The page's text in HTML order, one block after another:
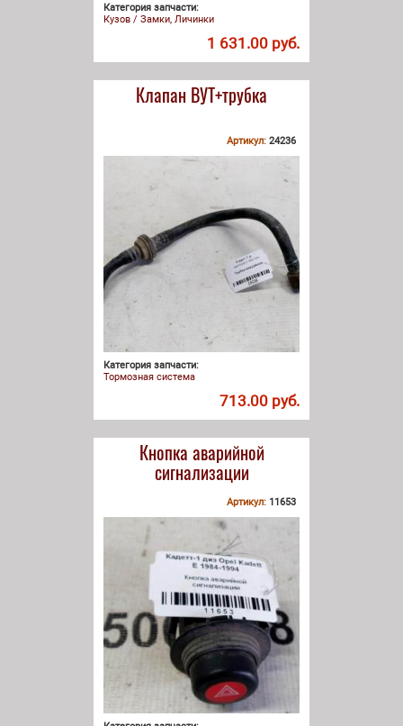
Категория запчасти:
Кузов / Замки, Личинки
1 631.00 руб.
Клапан ВУТ+трубка
Артикул: 24236
Категория запчасти:
Тормозная система
713.00 руб.
Кнопка аварийной
сигнализации
Артикул: 11653